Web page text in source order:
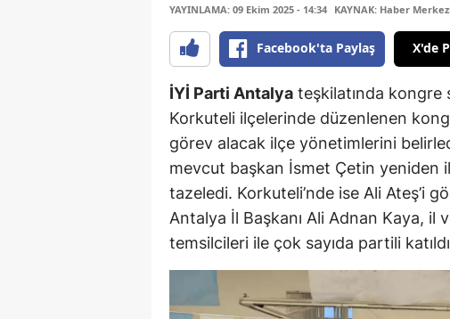
YAYINLAMA: 09 Ekim 2025 - 14:34 KAYNAK: Haber
Facebook'ta Paylaş X'de
İYİ Parti Antalya teşkilatında kongre
Korkuteli ilçelerinde düzenlenen
görev alacak ilçe yönetimlerini
mevcut başkan İsmet Çetin yeniden
tazeledi. Korkuteli’nde ise Ali Ateş’i
Antalya İl Başkanı Ali Adnan Kaya,
temsilcileri ile çok sayıda partili